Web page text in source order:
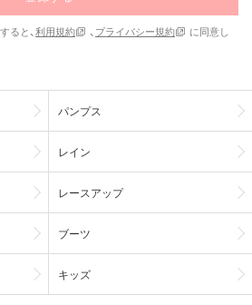
ると、利用規約 、 プライバシー規約
に同意し
パンプス
レイン
レースアップ
ブーツ
キッズ